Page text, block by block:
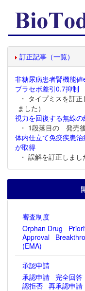
訂正記事（一覧）
非糖尿病患者腎機能
プラセボ差引0.7抑制
・ タイプミスを訂
ました）
視力を回復する無線
・ 1段落目の 発売
体内仕立て免疫疾患
が取得
・ 誤解を訂正しま
審査制度
Orphan Drug
Approval
(EMA)
承認申請
承認申請
完全回答
認拒否 再承認申請